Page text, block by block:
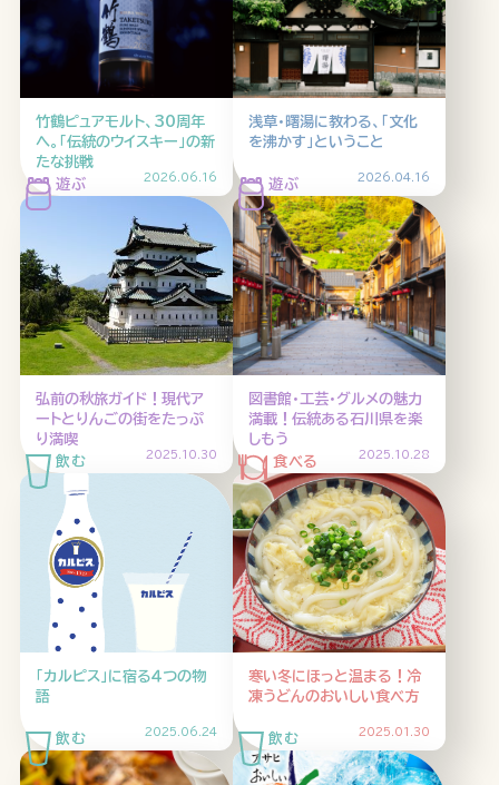
お酒との付き合い方 ウイスキー
大阪・関西万博 浅草特集2025
おでかけ 池波正太郎 浅草 レシピ
みんなで乾杯 アサヒのひと図鑑
特別なおやつ時間 ノンアル
HOME ABOUT ARTICLE
公式Xアカウント
アサヒグループ公式チャンネル
公式アカウント一覧
竹鶴ピュアモルト、30周年
へ。「伝統のウイスキー」の新
たな挑戦
2026.06.16
浅草・曙湯に教わる、「文化
を沸かす」ということ
2026.04.16
弘前の秋旅ガイド！現代ア
ートとりんごの街をたっぷ
り満喫
2025.10.30
図書館・工芸・グルメの魅力
満載！伝統ある石川県を楽
しもう
2025.10.28
「カルピス」に宿る４つの物
語
2025.06.24
寒い冬にほっと温まる！冷
凍うどんのおいしい食べ方
2025.01.30